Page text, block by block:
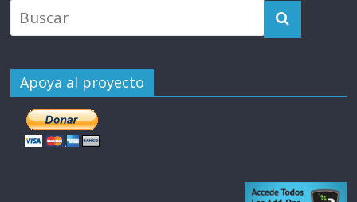
Apoya al proyecto